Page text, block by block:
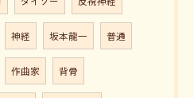
神経 坂本龍一 普通
作曲家 背骨